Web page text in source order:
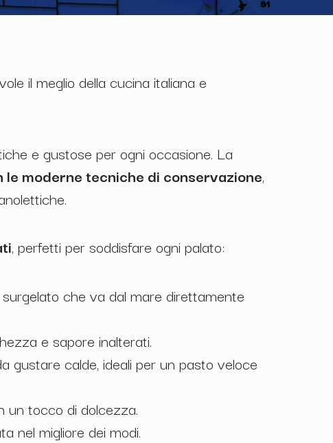
il meglio della cucina italiana e
e gustose per ogni occasione. La
moderne tecniche di conservazione,
, perfetti per soddisfare ogni palato:
che va dal mare direttamente
e sapore inalterati.
gustare calde, ideali per un pasto veloce
un tocco di dolcezza.
nel migliore dei modi.